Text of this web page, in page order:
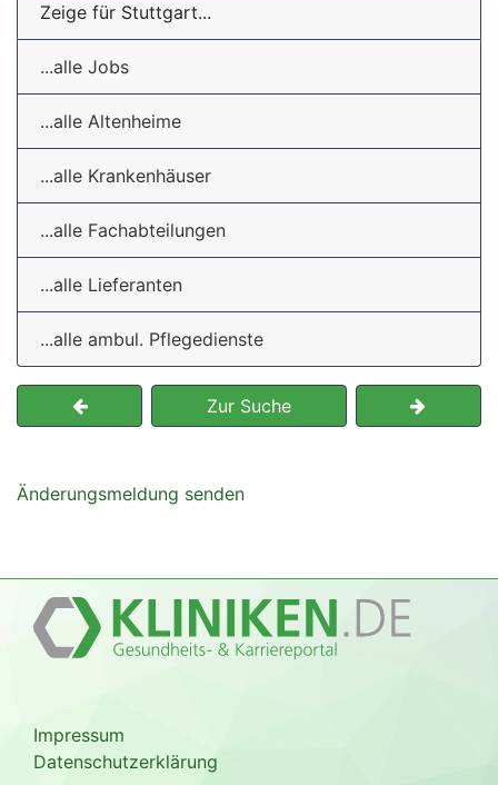
Zeige für Stuttgart...
...alle Jobs
...alle Altenheime
...alle Krankenhäuser
...alle Fachabteilungen
...alle Lieferanten
...alle ambul. Pflegedienste
Zur Suche
Änderungsmeldung senden
Impressum
Datenschutzerklärung